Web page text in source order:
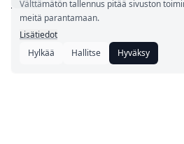
Välttämätön tallennus pitää sivuston
meitä parantamaan.
Lisätiedot
Hylkää
Hallitse Hyväksy